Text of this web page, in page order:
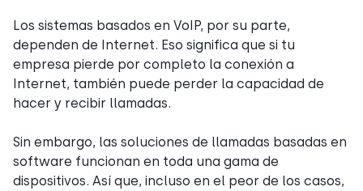
Los sistemas basados en VoIP, por su parte,
dependen de Internet. Eso significa que si tu
empresa pierde por completo la conexión a
Internet, también puede perder la capacidad de
hacer y recibir llamadas.
Sin embargo, las soluciones de llamadas basadas en
software funcionan en toda una gama de
dispositivos. Así que, incluso en el peor de los casos,